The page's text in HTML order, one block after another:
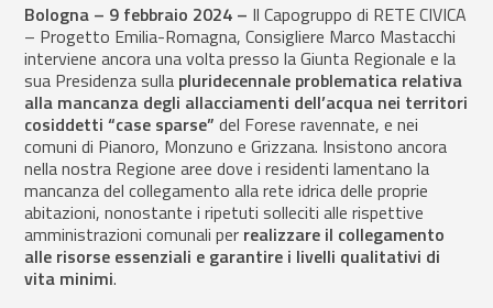
Bologna – 9 febbraio 2024 – Il Capogruppo di RETE CIVICA
– Progetto Emilia-Romagna, Consigliere Marco Mastacchi
interviene ancora una volta presso la Giunta Regionale e la
sua Presidenza sulla pluridecennale problematica relativa
alla mancanza degli allacciamenti dell’acqua nei territori
cosiddetti “case sparse” del Forese ravennate, e nei
comuni di Pianoro, Monzuno e Grizzana. Insistono ancora
nella nostra Regione aree dove i residenti lamentano la
mancanza del collegamento alla rete idrica delle proprie
abitazioni, nonostante i ripetuti solleciti alle rispettive
amministrazioni comunali per realizzare il collegamento
alle risorse essenziali e garantire i livelli qualitativi di
vita minimi.